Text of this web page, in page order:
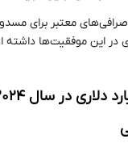
معتبر برای
در این موفقیت‌ها